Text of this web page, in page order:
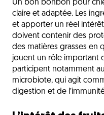
Un bon bonbon pour
claire et adaptée. Les
et apporter un réel
doivent contenir des
des matières grasses en
jouent un rôle important
participent notamment
microbiote, qui agit
digestion et de